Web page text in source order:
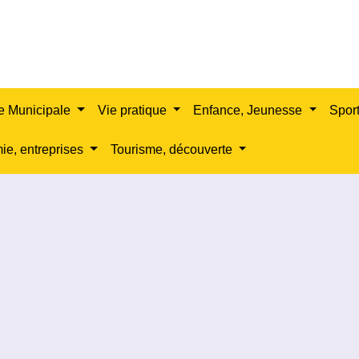
Municipale Vie pratique Enfance, Jeunesse
entreprises Tourisme, découverte